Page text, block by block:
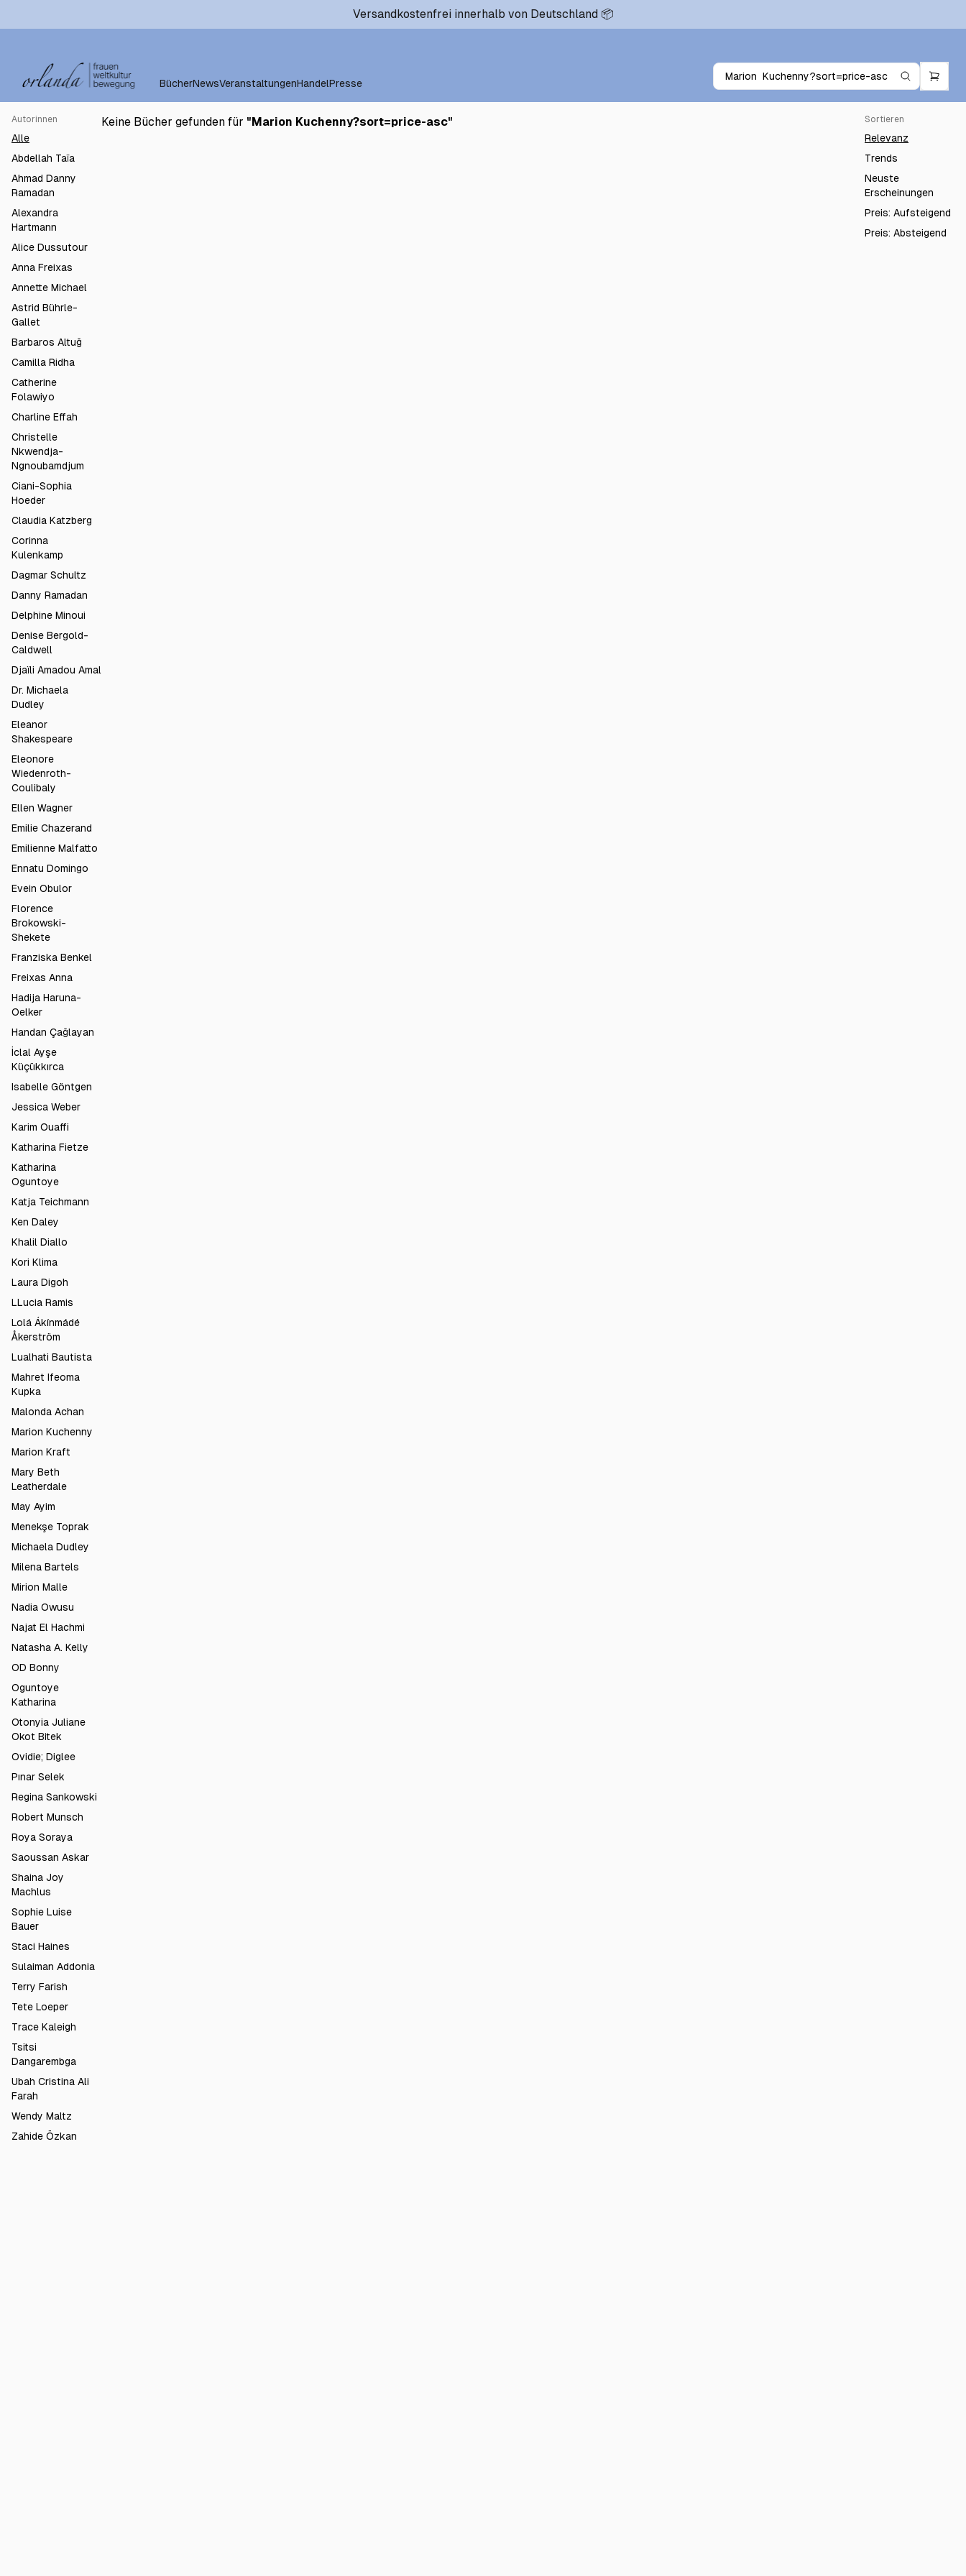
Versandkostenfrei innerhalb von Deutschland 📦
BücherNewsVeranstaltungenHandelPresse
Autorinnen
Alle
Abdellah Taïa
Ahmad Danny
Ramadan
Alexandra
Hartmann
Alice Dussutour
Anna Freixas
Annette Michael
Astrid Bührle-
Gallet
Barbaros Altuğ
Camilla Ridha
Catherine
Folawiyo
Charline Effah
Christelle
Nkwendja-
Ngnoubamdjum
Ciani-Sophia
Hoeder
Claudia Katzberg
Corinna
Kulenkamp
Dagmar Schultz
Danny Ramadan
Delphine Minoui
Denise Bergold-
Caldwell
Djaïli Amadou Amal
Dr. Michaela
Dudley
Eleanor
Shakespeare
Eleonore
Wiedenroth-
Coulibaly
Ellen Wagner
Emilie Chazerand
Emilienne Malfatto
Ennatu Domingo
Evein Obulor
Florence
Brokowski-
Shekete
Franziska Benkel
Freixas Anna
Hadija Haruna-
Oelker
Handan Çağlayan
İclal Ayşe
Küçükkırca
Isabelle Göntgen
Jessica Weber
Karim Ouaffi
Katharina Fietze
Katharina
Oguntoye
Katja Teichmann
Ken Daley
Khalil Diallo
Kori Klima
Laura Digoh
LLucia Ramis
Lolá Ákínmádé
Åkerström
Lualhati Bautista
Mahret Ifeoma
Kupka
Malonda Achan
Marion Kuchenny
Marion Kraft
Mary Beth
Leatherdale
May Ayim
Menekşe Toprak
Michaela Dudley
Milena Bartels
Mirion Malle
Nadia Owusu
Najat El Hachmi
Natasha A. Kelly
OD Bonny
Oguntoye
Katharina
Otonyia Juliane
Okot Bitek
Ovidie; Diglee
Pınar Selek
Regina Sankowski
Robert Munsch
Roya Soraya
Saoussan Askar
Shaina Joy
Machlus
Sophie Luise
Bauer
Staci Haines
Sulaiman Addonia
Terry Farish
Tete Loeper
Trace Kaleigh
Tsitsi
Dangarembga
Ubah Cristina Ali
Farah
Wendy Maltz
Zahide Özkan
Keine Bücher gefunden für "Marion Kuchenny?sort=price-asc" Sortieren
Relevanz
Trends
Neuste
Erscheinungen
Preis: Aufsteigend
Preis: Absteigend